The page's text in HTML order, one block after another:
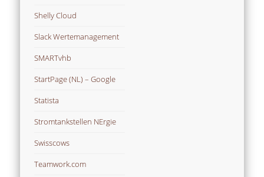
Shelly Cloud
Slack Wertemanagement
SMARTvhb
StartPage (NL) – Google
Statista
Stromtankstellen NErgie
Swisscows
Teamwork.com